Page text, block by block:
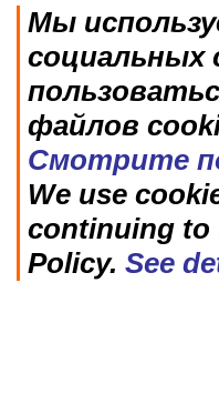
Мы
социальных
файлов
Смотрите
We use
continuing to
Policy. See